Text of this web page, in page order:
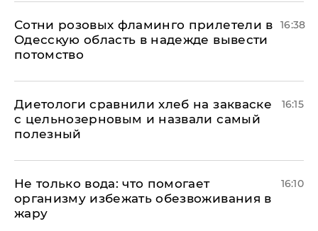
Сотни розовых фламинго прилетели в
Одесскую область в надежде вывести
потомство
16:38
Диетологи сравнили хлеб на закваске
с цельнозерновым и назвали самый
полезный
16:15
Не только вода: что помогает
организму избежать обезвоживания в
жару
16:10